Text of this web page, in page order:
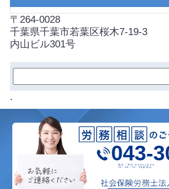
〒264-0028
千葉県千葉市若葉区桜木7-19-3
内山ビル301号
.
043-
受付：平日 9:00〜18:00
12：00～13：00昼休み